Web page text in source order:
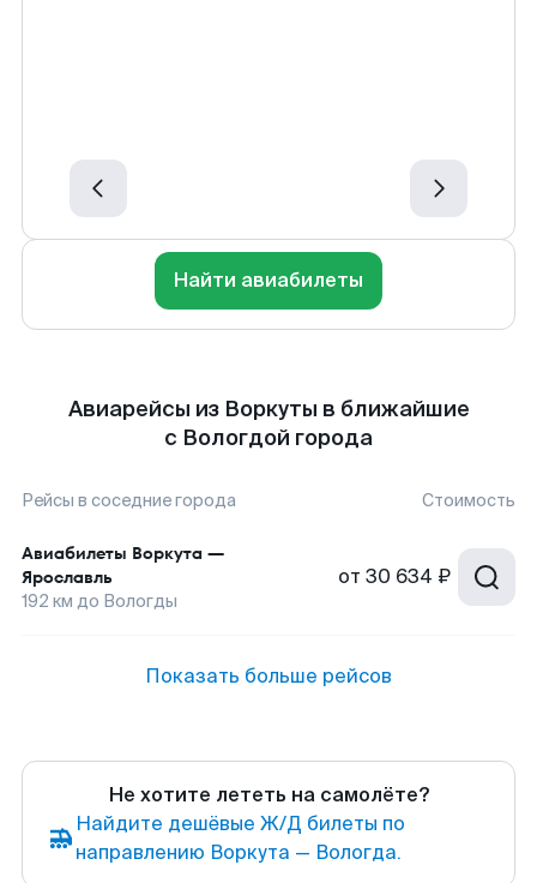
Найти авиабилеты
Авиарейсы из Воркуты в ближайшие
с Вологдой города
Рейсы в соседние города Стоимость
Авиабилеты Воркута —
Ярославль
192 км до Вологды
от 30 634 ₽
Показать больше рейсов
Не хотите лететь на самолёте?
Найдите дешёвые Ж/Д билеты по
направлению Воркута — Вологда.